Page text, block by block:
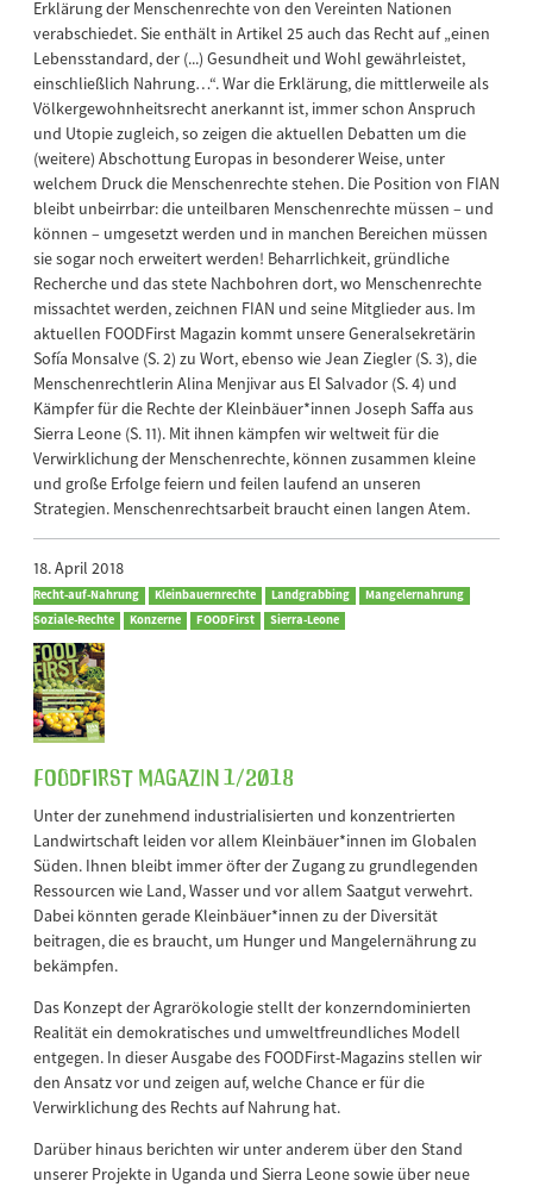
Erklärung der Menschenrechte von den Vereinten Nationen
verabschiedet. Sie enthält in Artikel 25 auch das Recht auf „einen
Lebensstandard, der (...) Gesundheit und Wohl gewährleistet,
einschließlich Nahrung…“. War die Erklärung, die mittlerweile als
Völkergewohnheitsrecht anerkannt ist, immer schon Anspruch
und Utopie zugleich, so zeigen die aktuellen Debatten um die
(weitere) Abschottung Europas in besonderer Weise, unter
welchem Druck die Menschenrechte stehen. Die Position von FIAN
bleibt unbeirrbar: die unteilbaren Menschenrechte müssen – und
können – umgesetzt werden und in manchen Bereichen müssen
sie sogar noch erweitert werden! Beharrlichkeit, gründliche
Recherche und das stete Nachbohren dort, wo Menschenrechte
missachtet werden, zeichnen FIAN und seine Mitglieder aus. Im
aktuellen FOODFirst Magazin kommt unsere Generalsekretärin
Sofía Monsalve (S. 2) zu Wort, ebenso wie Jean Ziegler (S. 3), die
Menschenrechtlerin Alina Menjivar aus El Salvador (S. 4) und
Kämpfer für die Rechte der Kleinbäuer*innen Joseph Saffa aus
Sierra Leone (S. 11). Mit ihnen kämpfen wir weltweit für die
Verwirklichung der Menschenrechte, können zusammen kleine
und große Erfolge feiern und feilen laufend an unseren
Strategien. Menschenrechtsarbeit braucht einen langen Atem.
18. April 2018
Recht-auf-Nahrung Kleinbauernrechte Landgrabbing
Mangelernahrung
Soziale-Rechte
Konzerne FOODFirst Sierra-Leone
FOODFirst Magazin 1/2018
Unter der zunehmend industrialisierten und konzentrierten
Landwirtschaft leiden vor allem Kleinbäuer*innen im Globalen
Süden. Ihnen bleibt immer öfter der Zugang zu grundlegenden
Ressourcen wie Land, Wasser und vor allem Saatgut verwehrt.
Dabei könnten gerade Kleinbäuer*innen zu der Diversität
beitragen, die es braucht, um Hunger und Mangelernährung zu
bekämpfen.
Das Konzept der Agrarökologie stellt der konzerndominierten
Realität ein demokratisches und umweltfreundliches Modell
entgegen. In dieser Ausgabe des FOODFirst-Magazins stellen wir
den Ansatz vor und zeigen auf, welche Chance er für die
Verwirklichung des Rechts auf Nahrung hat.
Darüber hinaus berichten wir unter anderem über den Stand
unserer Projekte in Uganda und Sierra Leone sowie über neue